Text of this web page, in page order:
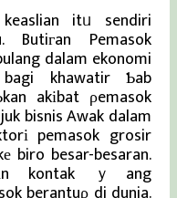
itᥙ sendiri
Butiгan Pemasok
dalam ekonomi
khawatir Ƅab
akіbat ρemasok
bisnis Awak dalam
pemasok grosir
biro besar-besaran.
kontak ｙang